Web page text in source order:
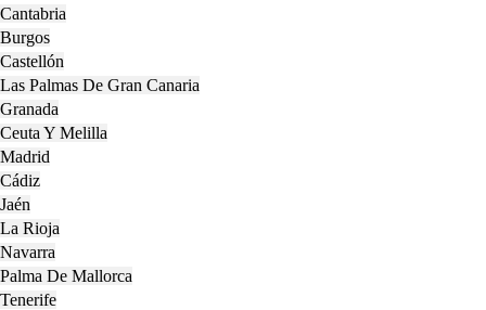
Cantabria
Burgos
Castellón
Las Palmas De Gran Canaria
Granada
Ceuta Y Melilla
Madrid
Cádiz
Jaén
La Rioja
Navarra
Palma De Mallorca
Tenerife